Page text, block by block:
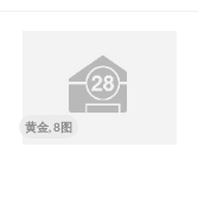
黄金, 8图